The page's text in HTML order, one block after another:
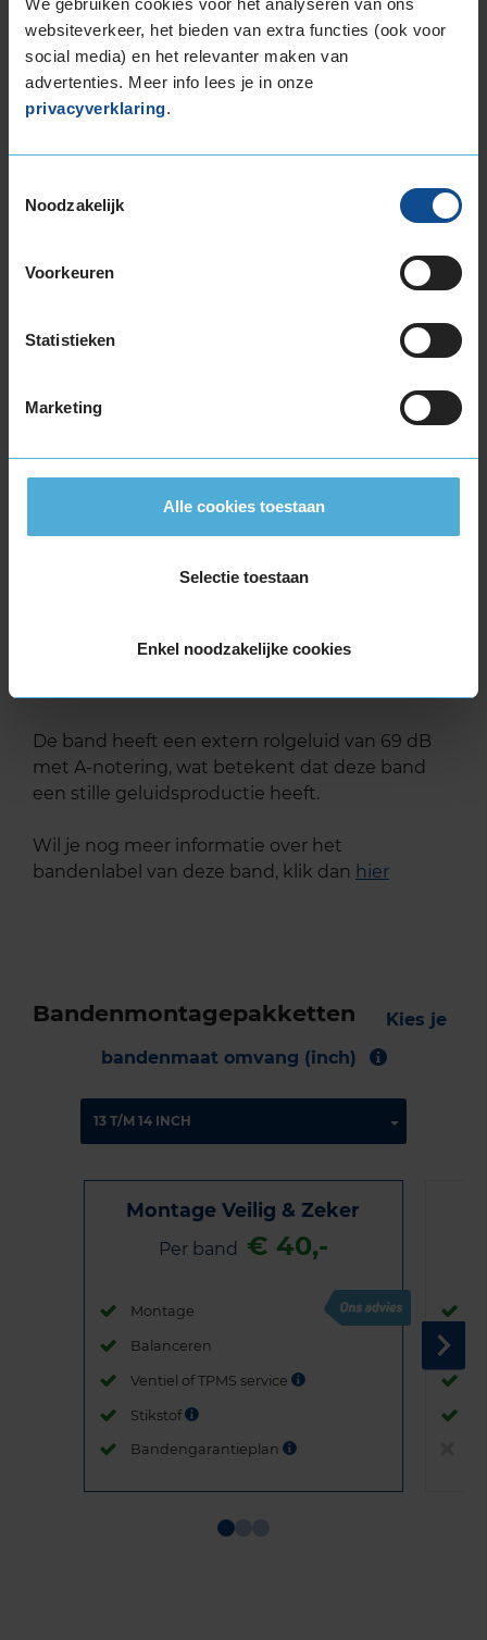
websiteverkeer, het bieden van extra functies (ook voor
social media) en het relevanter maken van
advertenties. Meer info lees je in onze
privacyverklaring.
Noodzakelijk
Voorkeuren
Statistieken
Marketing
Alle cookies toestaan
Selectie toestaan
Enkel noodzakelijke cookies
EU Bandenlabel
Dunlop
Deze band is beoordeeld met het EU
brandstofefficiëntie-label B, wat overeen komt
deze band zeer goede grip heeft bij natte
De band heeft een extern rolgeluid van 69 dB
met A-notering, wat betekent dat deze band
een stille geluidsproductie heeft.
Wil je nog meer informatie over het
bandenlabel van deze band, klik dan hier
Bandenmontagepakketten
Kies je
bandenmaat omvang (inch)
Montage Veilig & Zeker
Per band € 40,-
Montage
Balanceren
Ventiel of TPMS service
Stikstof
Bandengarantieplan